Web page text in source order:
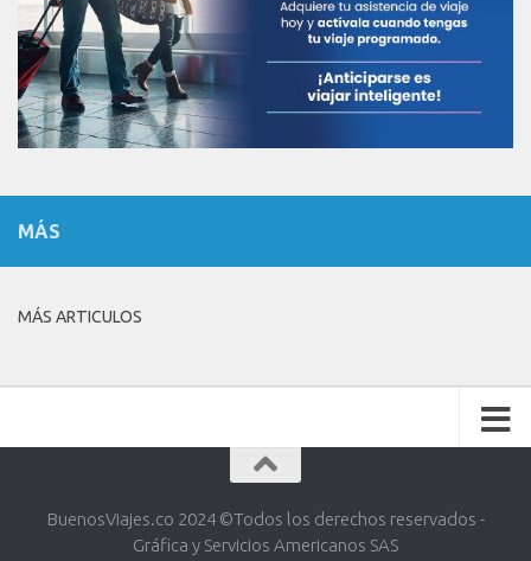
MÁS
MÁS ARTICULOS
BuenosViajes.co 2024 ©️Todos los derechos reservados -
Gráfica y Servicios Americanos SAS